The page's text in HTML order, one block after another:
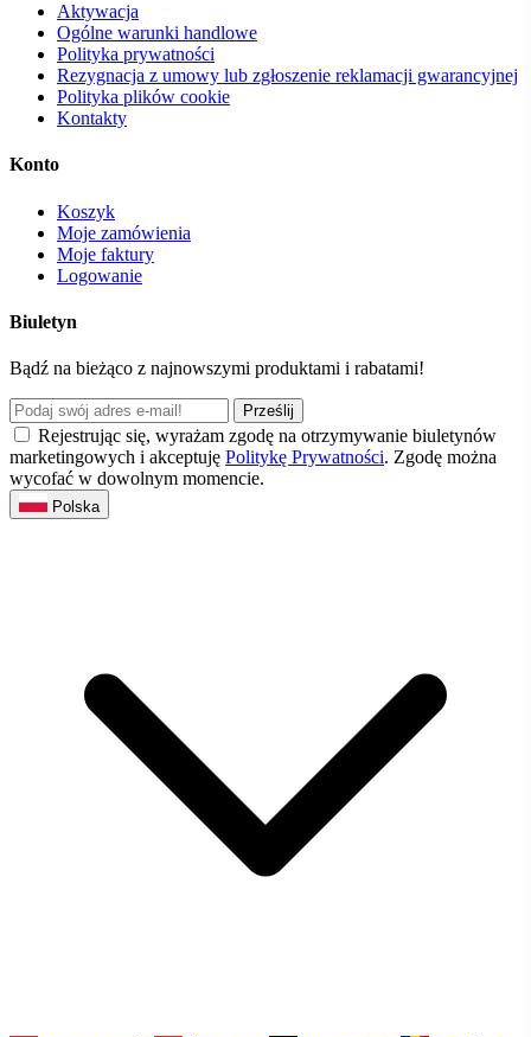
Aktywacja
Ogólne warunki handlowe
Polityka prywatności
Rezygnacja z umowy lub zgłoszenie reklamacji gwarancyjnej
Polityka plików cookie
Kontakty
Konto
Koszyk
Moje zamówienia
Moje faktury
Logowanie
Biuletyn
Bądź na bieżąco z najnowszymi produktami i rabatami!
Prześlij
Rejestrując się, wyrażam zgodę na otrzymywanie biuletynów
marketingowych i akceptuję Politykę Prywatności. Zgodę można
wycofać w dowolnym momencie.
Polska